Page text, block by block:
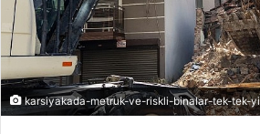
karsiyakada-metruk-ve-riskli-binalar-tek-tek-